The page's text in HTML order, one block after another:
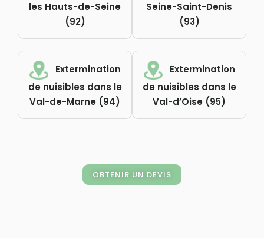
les Hauts-de-Seine
(92)
Seine-Saint-Denis
(93)
Extermination
de nuisibles dans le
Val-de-Marne (94)
Extermination
de nuisibles dans le
Val-d’Oise (95)
OBTENIR UN DEVIS